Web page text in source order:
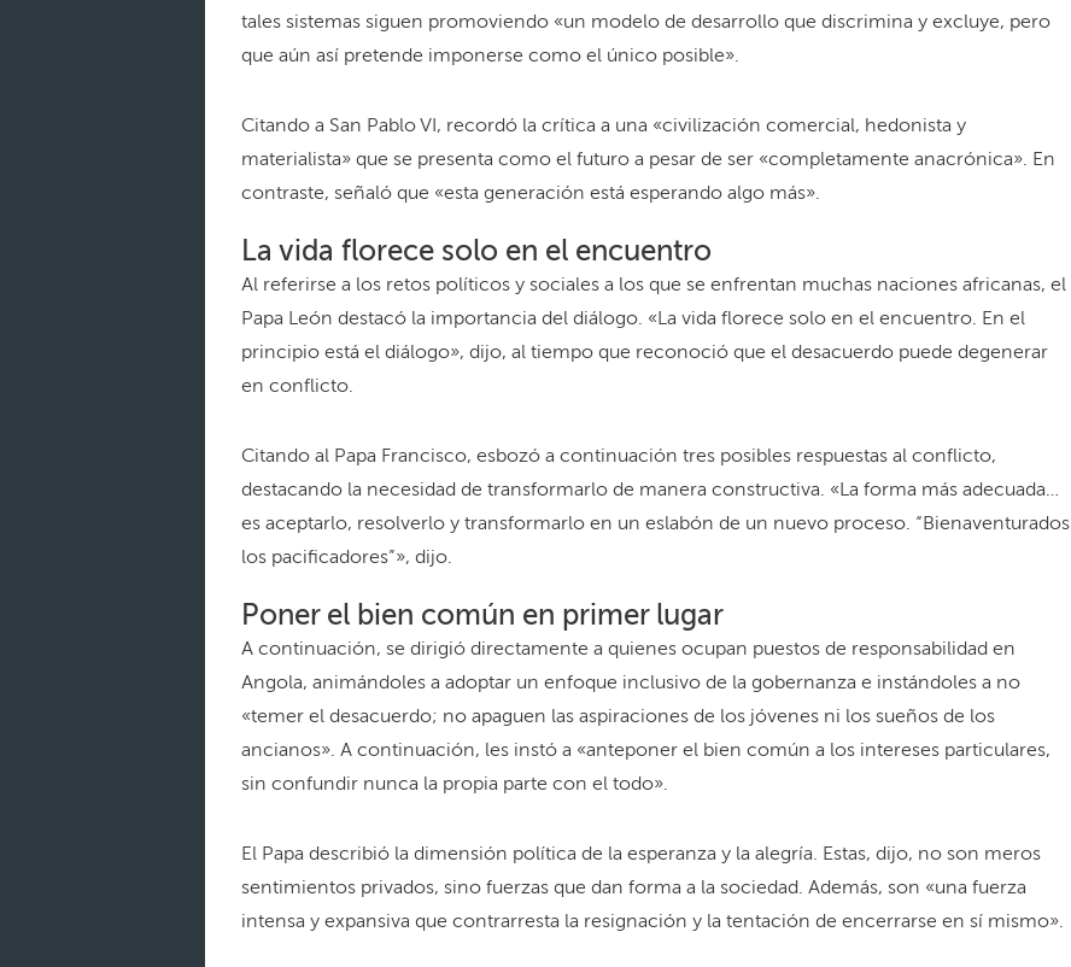
tales sistemas siguen promoviendo «un modelo de desarrollo que discrimina y excluye, pero
que aún así pretende imponerse como el único posible».
Citando a San Pablo VI, recordó la crítica a una «civilización comercial, hedonista y
materialista» que se presenta como el futuro a pesar de ser «completamente anacrónica». En
contraste, señaló que «esta generación está esperando algo más».
La vida florece solo en el encuentro
Al referirse a los retos políticos y sociales a los que se enfrentan muchas naciones africanas, el
Papa León destacó la importancia del diálogo. «La vida florece solo en el encuentro. En el
principio está el diálogo», dijo, al tiempo que reconoció que el desacuerdo puede degenerar
en conflicto.
Citando al Papa Francisco, esbozó a continuación tres posibles respuestas al conflicto,
destacando la necesidad de transformarlo de manera constructiva. «La forma más adecuada…
es aceptarlo, resolverlo y transformarlo en un eslabón de un nuevo proceso. “Bienaventurados
los pacificadores”», dijo.
Poner el bien común en primer lugar
A continuación, se dirigió directamente a quienes ocupan puestos de responsabilidad en
Angola, animándoles a adoptar un enfoque inclusivo de la gobernanza e instándoles a no
«temer el desacuerdo; no apaguen las aspiraciones de los jóvenes ni los sueños de los
ancianos». A continuación, les instó a «anteponer el bien común a los intereses particulares,
sin confundir nunca la propia parte con el todo».
El Papa describió la dimensión política de la esperanza y la alegría. Estas, dijo, no son meros
sentimientos privados, sino fuerzas que dan forma a la sociedad. Además, son «una fuerza
intensa y expansiva que contrarresta la resignación y la tentación de encerrarse en sí mismo».